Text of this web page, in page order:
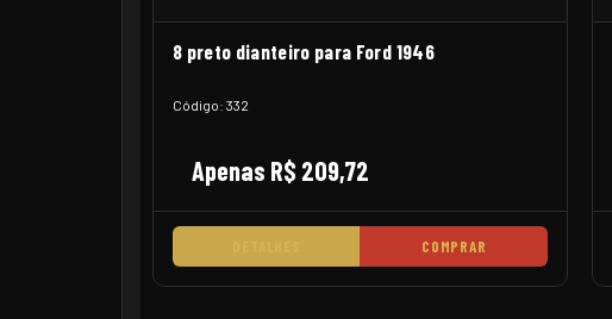
8 preto dianteiro para Ford 1946
Código: 332
Apenas R$ 209,72
COMPRAR